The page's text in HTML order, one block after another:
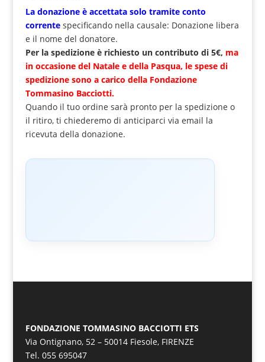
La donazione è accettata solo tramiteconto
corrente specificando nella causale: Donazione libera
e il nome del donatore.
Per la spedizione è richiesto un contributo di 5€, ma
in occasione del Natale e della Pasqua, le spese di
spedizione sono a carico della Fondazione
Tommasino Bacciotti.
Quando il tuo ordine sarà pronto per la spedizione o
il ritiro, ti chiederemo di anticiparci via email la
ricevuta della donazione.
FONDAZIONE TOMMASINO BACCIOTTI ETS
Via Ontignano, 52 – 50014 Fiesole, FIRENZE
Tel. 055 695047